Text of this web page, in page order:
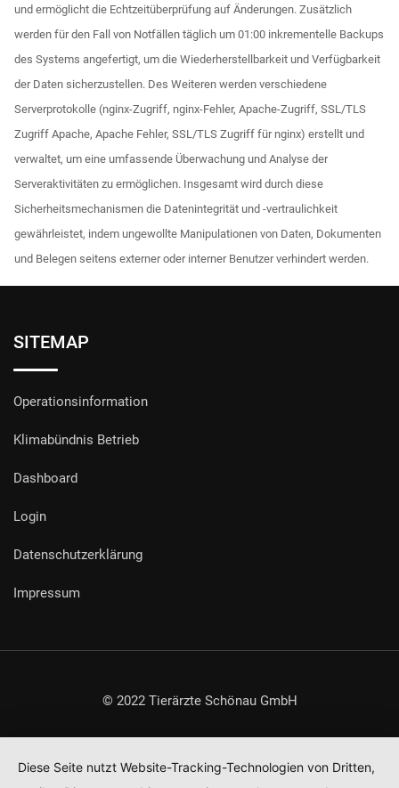
und ermöglicht die Echtzeitüberprüfung auf Änderungen. Zusätzlich
werden für den Fall von Notfällen täglich um 01:00 inkrementelle Backups
des Systems angefertigt, um die Wiederherstellbarkeit und Verfügbarkeit
der Daten sicherzustellen. Des Weiteren werden verschiedene
Serverprotokolle (nginx-Zugriff, nginx-Fehler, Apache-Zugriff, SSL/TLS
Zugriff Apache, Apache Fehler, SSL/TLS Zugriff für nginx) erstellt und
verwaltet, um eine umfassende Überwachung und Analyse der
Serveraktivitäten zu ermöglichen. Insgesamt wird durch diese
Sicherheitsmechanismen die Datenintegrität und -vertraulichkeit
gewährleistet, indem ungewollte Manipulationen von Daten, Dokumenten
und Belegen seitens externer oder interner Benutzer verhindert werden.
SITEMAP
Operationsinformation
Klimabündnis Betrieb
Dashboard
Login
Datenschutzerklärung
Impressum
© 2022 Tierärzte Schönau GmbH
Diese Seite nutzt Website-Tracking-Technologien von Dritten,